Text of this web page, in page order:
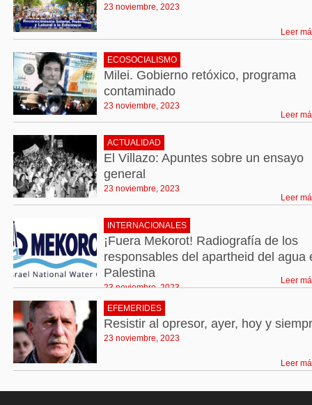
23 noviembre, 2023
Leer
ECOSOCIALISMO
Milei. Gobierno retóxico, programa
contaminado
23 noviembre, 2023
Leer
ACTUALIDAD
El Villazo: Apuntes sobre un ensayo
general
23 noviembre, 2023
Leer
INTERNACIONALES
¡Fuera Mekorot! Radiografía de los
responsables del apartheid del agua
Palestina
23 noviembre, 2023
Leer
EFEMERIDES
Resistir al opresor, ayer, hoy y
23 noviembre, 2023
Leer